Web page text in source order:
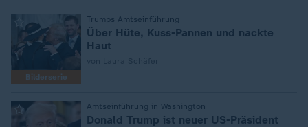
Bilderserie
Trumps Amtseinführung
Über Hüte, Kuss-Pannen und nackte
Haut
Amtseinführung in Washington
:
Donald Trump ist neuer US-Präsident